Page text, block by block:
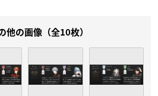
他の画像（全10枚）